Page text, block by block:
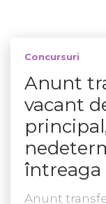
Concursuri
Anunt
vacant
întreaga
Anunt